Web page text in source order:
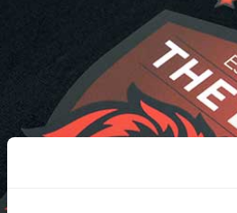
ECOFLEX | DIGITAL est
de couleurs et des